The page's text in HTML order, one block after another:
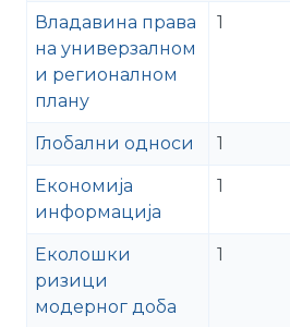
Владавина права
на универзалном
и регионалном
плану
1
Глобални односи 1
Економија
информација
1
Еколошки
ризици
модерног доба
1